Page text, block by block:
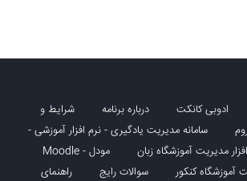
ادوبی کانکت درباره برنامه
شرایط و
سامانه مدیریت یادگیری - نرم افزار آموزشی -
مدیریت آموزشگاه زبان
مودل - Moodle
آموزشگاه کنکور
سوالات رایج
راهنمای